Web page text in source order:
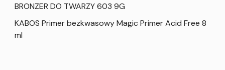
BRONZER DO TWARZY 603 9G
KABOS Primer bezkwasowy Magic Primer Acid Free 8
ml